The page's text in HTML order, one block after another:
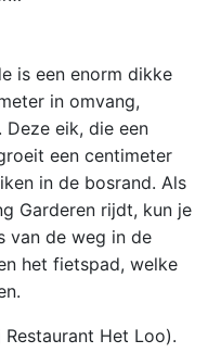
is een enorm dikke
in omvang,
Deze eik, die een
een centimeter
in de bosrand. Als
Garderen rijdt, kun je
van de weg in de
het fietspad, welke
Het Loo).